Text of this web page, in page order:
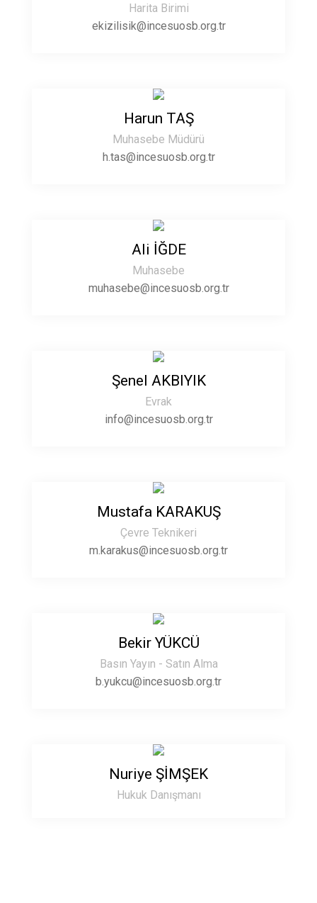
Harita Birimi
ekizilisik@incesuosb.org.tr
Harun TAŞ
Muhasebe Müdürü
h.tas@incesuosb.org.tr
Ali İĞDE
Muhasebe
muhasebe@incesuosb.org.tr
Şenel AKBIYIK
Evrak
info@incesuosb.org.tr
Mustafa KARAKUŞ
Çevre Teknikeri
m.karakus@incesuosb.org.tr
Bekir YÜKCÜ
Basın Yayın - Satın Alma
b.yukcu@incesuosb.org.tr
Nuriye ŞİMŞEK
Hukuk Danışmanı